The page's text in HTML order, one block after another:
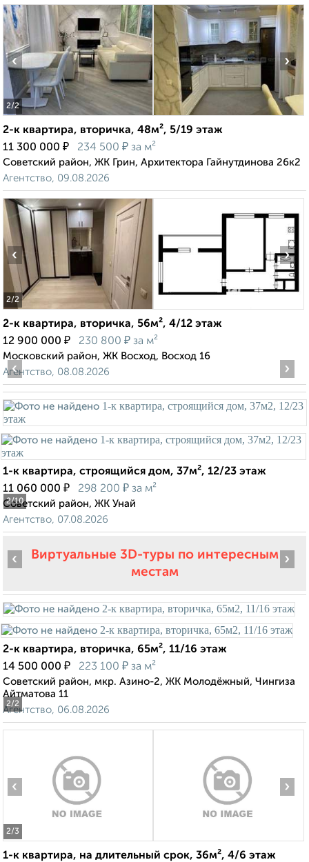
2/2
‹ ›
2-к квартира, вторичка, 48м², 5/19 этаж
11 300 000 ₽ 234 500 ₽ за м²
Советский район, ЖК Грин, Архитектора Гайнутдинова 26к2
Агентство, 09.08.2026
2/2
‹ ›
2-к квартира, вторичка, 56м², 4/12 этаж
12 900 000 ₽ 230 800 ₽ за м²
Московский район, ЖК Восход, Восход 16
Агентство, 08.08.2026
2/10
‹ ›
1-к квартира, строящийся дом, 37м², 12/23 этаж
11 060 000 ₽ 298 200 ₽ за м²
Советский район, ЖК Унай
Агентство, 07.08.2026
Виртуальные 3D-туры по интересным
местам
2/2
‹ ›
2-к квартира, вторичка, 65м², 11/16 этаж
14 500 000 ₽ 223 100 ₽ за м²
Советский район, мкр. Азино-2, ЖК Молодёжный, Чингиза
Айтматова 11
Агентство, 06.08.2026
2/3
‹ ›
1-к квартира, на длительный срок, 36м², 4/6 этаж